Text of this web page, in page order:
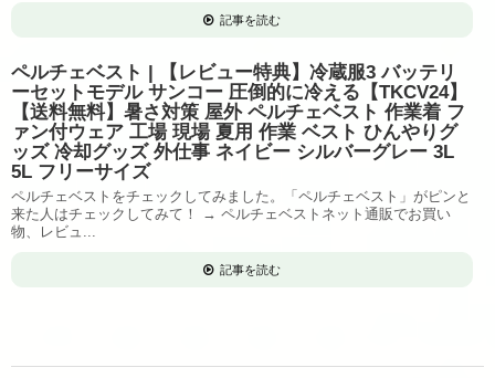
記事を読む
ペルチェベスト | 【レビュー特典】冷蔵服3 バッテリ
ーセットモデル サンコー 圧倒的に冷える【TKCV24】
【送料無料】暑さ対策 屋外 ペルチェベスト 作業着 フ
ァン付ウェア 工場 現場 夏用 作業 ベスト ひんやりグ
ッズ 冷却グッズ 外仕事 ネイビー シルバーグレー 3L
5L フリーサイズ
ペルチェベストをチェックしてみました。「ペルチェベスト」がピンと
来た人はチェックしてみて！ → ペルチェベストネット通販でお買い
物、レビュ...
記事を読む